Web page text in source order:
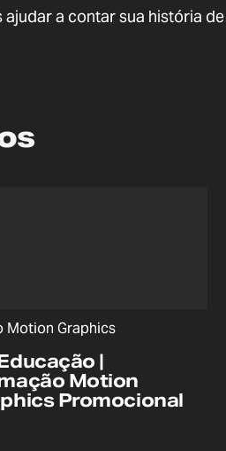
a contar sua história
|
Motion
Promocional
Motion Graphics